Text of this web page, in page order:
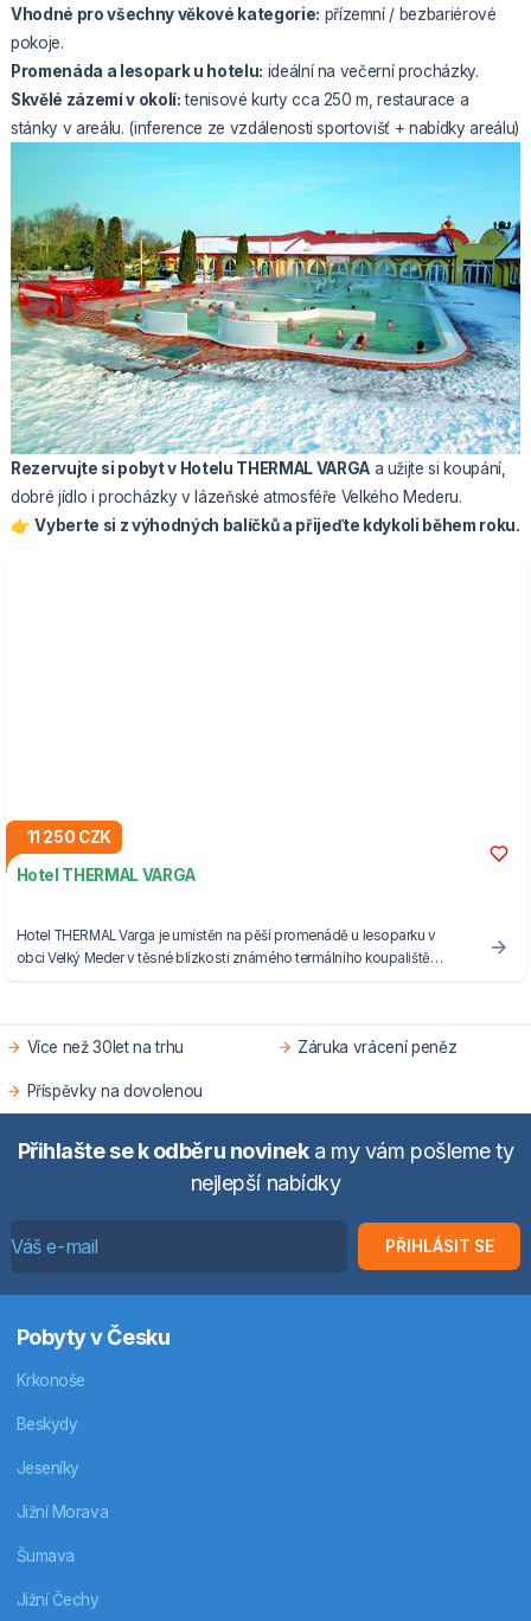
Vhodné pro všechny věkové kategorie: přízemní / bezbariérové
pokoje.
Promenáda a lesopark u hotelu: ideální na večerní procházky.
Skvělé zázemí v okolí:tenisové kurty cca 250 m, restaurace a
stánky v areálu. (inference ze vzdálenosti sportovišť + nabídky areálu)
Rezervujte si pobyt v Hotelu THERMAL VARGAa užijte si koupání,
dobré jídlo i procházky v lázeňské atmosféře Velkého Mederu.
👉Vyberte si z výhodných balíčků a přijeďte kdykoli během roku.
11 250 CZK
Hotel THERMAL VARGA
Hotel THERMAL Varga je umístěn na pěší promenádě u lesoparku v
obci Velký Meder v těsné blízkosti známého termálního koupaliště
Více než 30let na trhu Záruka vrácení peněz
Příspěvky na dovolenou
Přihlašte se k odběru novineka my vám pošleme ty
nejlepší nabídky
PŘIHLÁSIT SE
Pobyty v Česku
Krkonoše
Beskydy
Jeseníky
Jižní Morava
Šumava
Jižní Čechy